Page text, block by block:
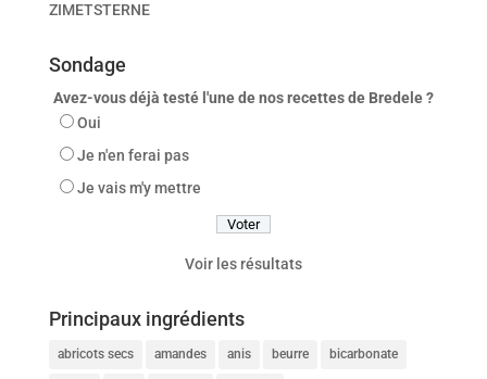
ZIMETSTERNE
Sondage
Avez-vous déjà testé l'une de nos recettes de Bredele ?
Oui
Je n'en ferai pas
Je vais m'y mettre
Voir les résultats
Principaux ingrédients
abricots secs amandes anis beurre bicarbonate